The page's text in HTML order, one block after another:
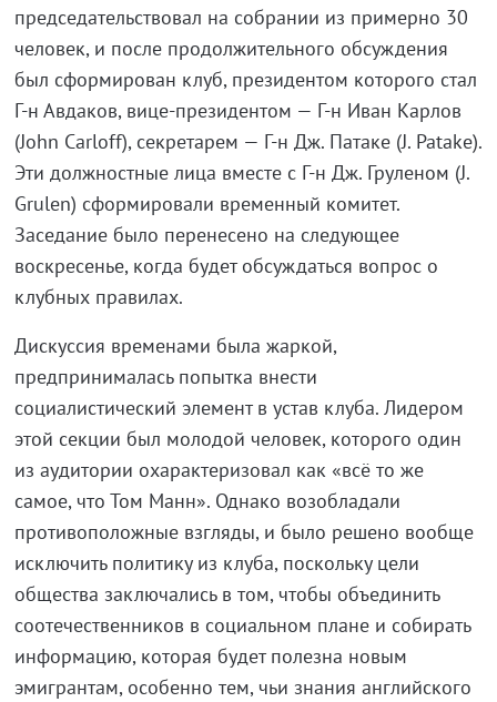
председательствовал на собрании из примерно 30
человек, и после продолжительного обсуждения
был сформирован клуб, президентом которого стал
Г-н Авдаков, вице-президентом — Г-н Иван Карлов
(John Carloff), секретарем — Г-н Дж. Патаке (J. Patake).
Эти должностные лица вместе с Г-н Дж. Груленом (J.
Grulen) сформировали временный комитет.
Заседание было перенесено на следующее
воскресенье, когда будет обсуждаться вопрос о
клубных правилах.
Дискуссия временами была жаркой,
предпринималась попытка внести
социалистический элемент в устав клуба. Лидером
этой секции был молодой человек, которого один
из аудитории охарактеризовал как «всё то же
самое, что Том Манн». Однако возобладали
противоположные взгляды, и было решено вообще
исключить политику из клуба, поскольку цели
общества заключались в том, чтобы объединить
соотечественников в социальном плане и собирать
информацию, которая будет полезна новым
эмигрантам, особенно тем, чьи знания английского